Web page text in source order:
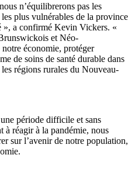
n’équilibrerons pas les
plus vulnérables de la province
», a confirmé Kevin Vickers. «
et Néo-
économie, protéger
de soins de santé durable dans
régions rurales du Nouveau-
période difficile et sans
à réagir à la pandémie, nous
sur l’avenir de notre population,